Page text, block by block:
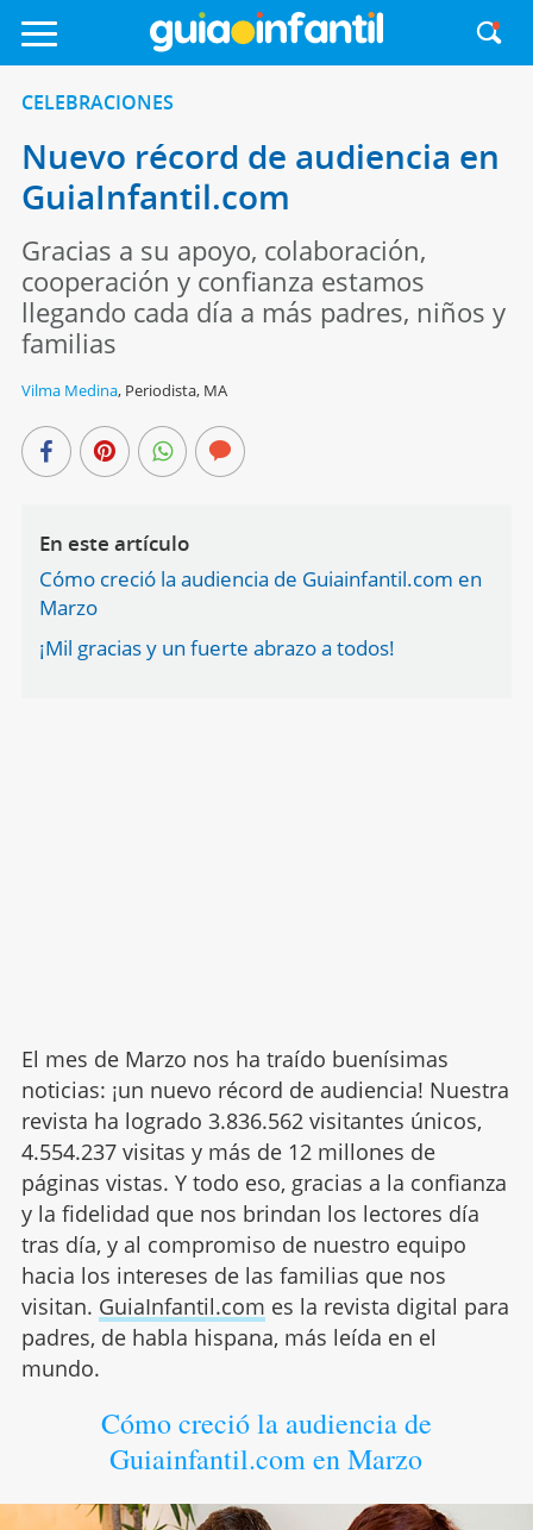
CELEBRACIONES
Nuevo récord de audiencia en
GuiaInfantil.com
Gracias a su apoyo, colaboración,
cooperación y confianza estamos
llegando cada día a más padres, niños y
familias
Vilma Medina, Periodista, MA
En este artículo
Cómo creció la audiencia de Guiainfantil.com en
Marzo
¡Mil gracias y un fuerte abrazo a todos!
El mes de Marzo nos ha traído buenísimas
noticias: ¡un nuevo récord de audiencia! Nuestra
revista ha logrado 3.836.562 visitantes únicos,
4.554.237 visitas y más de 12 millones de
páginas vistas. Y todo eso, gracias a la confianza
y la fidelidad que nos brindan los lectores día
tras día, y al compromiso de nuestro equipo
hacia los intereses de las familias que nos
visitan. GuiaInfantil.com es la revista digital para
padres, de habla hispana, más leída en el
mundo.
Cómo creció la audiencia de
Guiainfantil.com en Marzo